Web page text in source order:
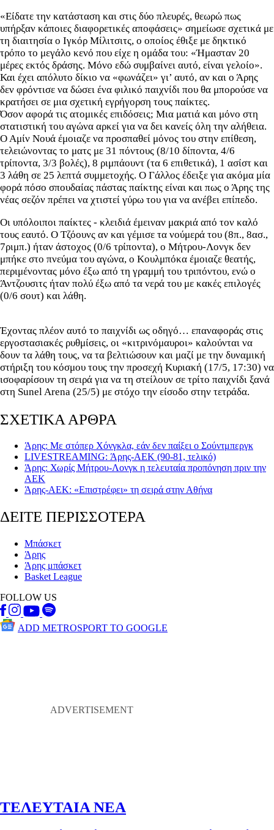
«Είδατε την κατάσταση και στις δύο πλευρές, θεωρώ πως
υπήρξαν κάποιες διαφορετικές αποφάσεις» σημείωσε σχετικά με
τη διαιτησία ο Ιγκόρ Μίλιτσιτς, ο οποίος έθιξε με δηκτικό
τρόπο το μεγάλο κενό που είχε η ομάδα του: «Ήμασταν 20
μέρες εκτός δράσης. Μόνο εδώ συμβαίνει αυτό, είναι γελοίο».
Και έχει απόλυτο δίκιο να «φωνάζει» γι’ αυτό, αν και ο Άρης
δεν φρόντισε να δώσει ένα φιλικό παιχνίδι που θα μπορούσε να
κρατήσει σε μια σχετική εγρήγορση τους παίκτες.
Όσον αφορά τις ατομικές επιδόσεις; Μια ματιά και μόνο στη
στατιστική του αγώνα αρκεί για να δει κανείς όλη την αλήθεια.
Ο Αμίν Νουά έμοιαζε να προσπαθεί μόνος του στην επίθεση,
τελειώνοντας το ματς με 31 πόντους (8/10 δίποντα, 4/6
τρίποντα, 3/3 βολές), 8 ριμπάουντ (τα 6 επιθετικά), 1 ασίστ και
3 λάθη σε 25 λεπτά συμμετοχής. Ο Γάλλος έδειξε για ακόμα μία
φορά πόσο σπουδαίας πάστας παίκτης είναι και πως ο Άρης της
νέας σεζόν πρέπει να χτιστεί γύρω του για να ανέβει επίπεδο.
Οι υπόλοιποι παίκτες - κλειδιά έμειναν μακριά από τον καλό
τους εαυτό. Ο Τζόουνς αν και γέμισε τα νούμερά του (8π., 8ασ.,
7ριμπ.) ήταν άστοχος (0/6 τρίποντα), ο Μήτρου-Λονγκ δεν
μπήκε στο πνεύμα του αγώνα, ο Κουλμπόκα έμοιαζε θεατής,
περιμένοντας μόνο έξω από τη γραμμή του τριπόντου, ενώ ο
Άντζουσιτς ήταν πολύ έξω από τα νερά του με κακές επιλογές
(0/6 σουτ) και λάθη.
Έχοντας πλέον αυτό το παιχνίδι ως οδηγό… επαναφοράς στις
εργοστασιακές ρυθμίσεις, οι «κιτρινόμαυροι» καλούνται να
δουν τα λάθη τους, να τα βελτιώσουν και μαζί με την δυναμική
στήριξη του κόσμου τους την προσεχή Κυριακή (17/5, 17:30) να
ισοφαρίσουν τη σειρά για να τη στείλουν σε τρίτο παιχνίδι ξανά
στη Sunel Arena (25/5) με στόχο την είσοδο στην τετράδα.
ΣΧΕΤΙΚΑ ΑΡΘΡΑ
Άρης: Με στόπερ Χόνγκλα, εάν δεν παίξει ο Σούντμπεργκ
LIVESTREAMING: Άρης-ΑΕΚ (90-81, τελικό)
Άρης: Χωρίς Μήτρου-Λονγκ η τελευταία προπόνηση πριν την
ΑΕΚ
Άρης-ΑΕΚ: «Επιστρέφει» τη σειρά στην Αθήνα
ΔΕΙΤΕ ΠΕΡΙΣΣΟΤΕΡΑ
Μπάσκετ
Άρης
Άρης μπάσκετ
Basket League
FOLLOW US
ADD METROSPORT TO GOOGLE
ΤΕΛΕΥΤΑΙΑ ΝΕΑ